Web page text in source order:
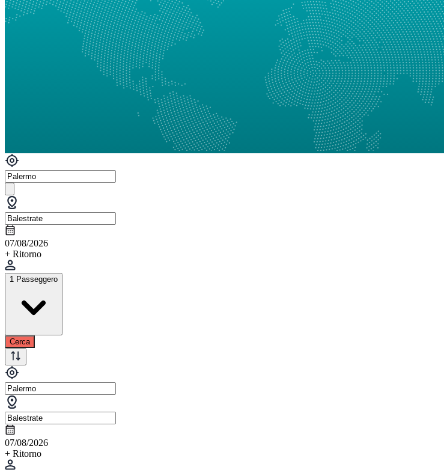
07/08/2026
+ Ritorno
1 Passeggero
Cerca
07/08/2026
+ Ritorno